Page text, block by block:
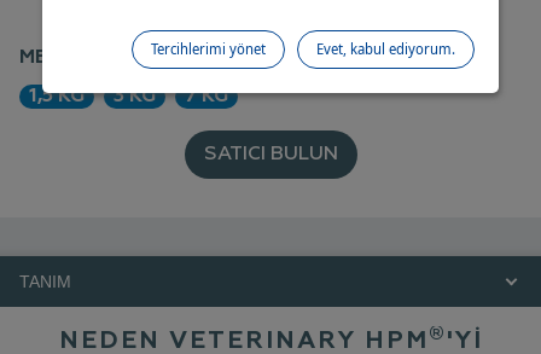
MEVCUT AMBALAJLAR:
1,5 KG
3 KG 7 KG
SATICI BULUN
TANIM
NEDEN VETERINARY HPM ® 'Yİ
Evet, kabul ediyorum.
Tercihlerimi yönet